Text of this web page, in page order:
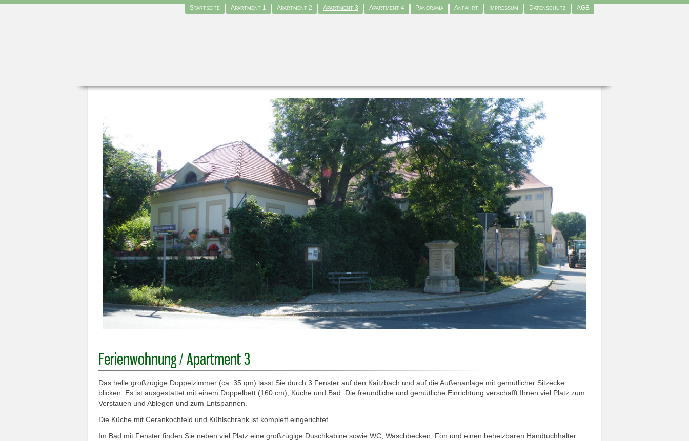
Startseite Apartment 1 Apartment 2 Apartment 3 Apartment 4 Panorama Anfahrt Impressum Datenschutz AGB
Ferienwohnung / Apartment 3
Das helle großzügige Doppelzimmer (ca. 35 qm) lässt Sie durch 3 Fenster auf den Kaitzbach und auf die Außenanlage mit gemütlicher Sitzecke
blicken. Es ist ausgestattet mit einem Doppelbett (160 cm), Küche und Bad. Die freundliche und gemütliche Einrichtung verschafft Ihnen viel Platz zum
Verstauen und Ablegen und zum Entspannen.
Die Küche mit Cerankochfeld und Kühlschrank ist komplett eingerichtet.
Im Bad mit Fenster finden Sie neben viel Platz eine großzügige Duschkabine sowie WC, Waschbecken, Fön und einen beheizbaren Handtuchhalter.